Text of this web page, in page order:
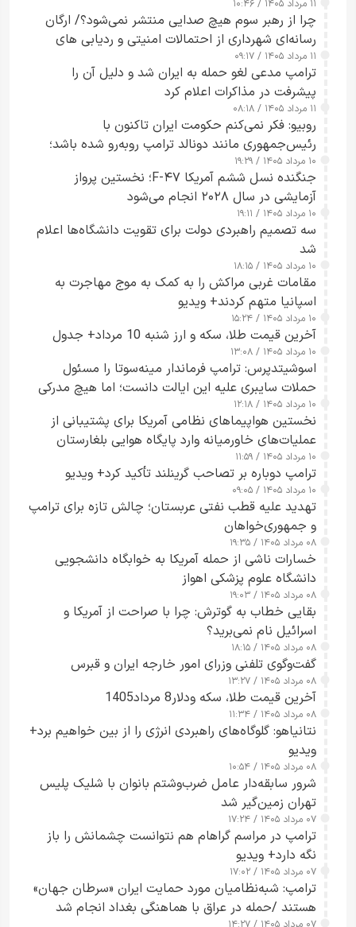
۱۱ مرداد ۱۴۰۵ / ۱۰:۴۶
چرا از رهبر سوم هیچ صدایی منتشر نمی‌شود؟/ ارگان
رسانه‌ای شهرداری از احتمالات امنیتی و ردیابی های
جاسوسی گفت
۱۱ مرداد ۱۴۰۵ / ۰۹:۱۷
ترامپ مدعی لغو حمله به ایران شد و دلیل آن را
پیشرفت در مذاکرات اعلام کرد
۱۱ مرداد ۱۴۰۵ / ۰۸:۱۸
روبیو: فکر نمی‌کنم حکومت ایران تاکنون با
رئیس‌جمهوری مانند دونالد ترامپ روبه‌رو شده باشد؛
کسی که واقعاً دست به اقدام می‌زند
۱۰ مرداد ۱۴۰۵ / ۱۹:۲۹
جنگنده نسل ششم آمریکا F-۴۷؛ نخستین پرواز
آزمایشی در سال ۲۰۲۸ انجام می‌شود
۱۰ مرداد ۱۴۰۵ / ۱۹:۱۱
سه تصمیم راهبردی دولت برای تقویت دانشگاه‌ها اعلام
شد
۱۰ مرداد ۱۴۰۵ / ۱۸:۱۵
مقامات غربی مراکش را به کمک به موج مهاجرت به
اسپانیا متهم کردند+ ویدیو
۱۰ مرداد ۱۴۰۵ / ۱۵:۲۴
آخرین قیمت طلا، سکه و ارز شنبه 10 مرداد+ جدول
۱۰ مرداد ۱۴۰۵ / ۱۳:۰۸
اسوشیتدپرس: ترامپ فرماندار مینه‌سوتا را مسئول
حملات سایبری علیه این ایالت دانست؛ اما هیچ مدرکی
ارائه نکرد
۱۰ مرداد ۱۴۰۵ / ۱۲:۱۸
نخستین هواپیماهای نظامی آمریکا برای پشتیبانی از
عملیات‌های خاورمیانه وارد پایگاه هوایی بلغارستان
شدند
۱۰ مرداد ۱۴۰۵ / ۱۱:۵۹
ترامپ دوباره بر تصاحب گرینلند تأکید کرد+ ویدیو
۱۰ مرداد ۱۴۰۵ / ۰۹:۰۵
تهدید علیه قطب نفتی عربستان؛ چالش تازه برای ترامپ
و جمهوری‌خواهان
۰۸ مرداد ۱۴۰۵ / ۱۹:۳۵
خسارات ناشی از حمله آمریکا به خوابگاه دانشجویی
دانشگاه علوم پزشکی اهواز
۰۸ مرداد ۱۴۰۵ / ۱۹:۰۳
بقایی خطاب به گوترش: چرا با صراحت از آمریکا و
اسرائیل نام نمی‌برید؟
۰۸ مرداد ۱۴۰۵ / ۱۸:۱۵
گفت‌وگوی تلفنی وزرای امور خارجه ایران و قبرس
۰۸ مرداد ۱۴۰۵ / ۱۳:۲۷
آخرین قیمت طلا، سکه ودلار8 مرداد1405
۰۸ مرداد ۱۴۰۵ / ۱۱:۳۴
نتانیاهو: گلوگاه‌های راهبردی انرژی را از بین خواهیم برد+
ویدیو
۰۸ مرداد ۱۴۰۵ / ۱۰:۵۴
شرور سابقه‌دار عامل ضرب‌وشتم بانوان با شلیک پلیس
تهران زمین‌گیر شد
۰۷ مرداد ۱۴۰۵ / ۱۷:۲۴
ترامپ در مراسم گراهام هم نتوانست چشمانش را باز
نگه دارد+ ویدیو
۰۷ مرداد ۱۴۰۵ / ۱۷:۰۲
ترامپ: شبه‌نظامیان مورد حمایت ایران «سرطان جهان»
هستند /حمله در عراق با هماهنگی بغداد انجام شد